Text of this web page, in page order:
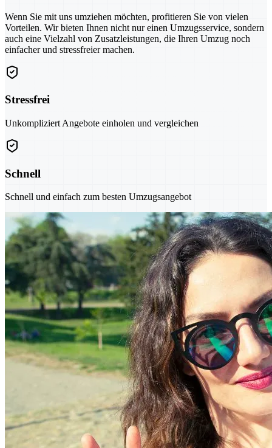
Wenn Sie mit uns umziehen möchten, profitieren Sie von vielen
Vorteilen. Wir bieten Ihnen nicht nur einen Umzugsservice, sondern
auch eine Vielzahl von Zusatzleistungen, die Ihren Umzug noch
einfacher und stressfreier machen.
Stressfrei
Unkompliziert Angebote einholen und vergleichen
Schnell
Schnell und einfach zum besten Umzugsangebot